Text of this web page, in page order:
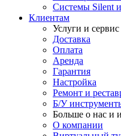
Системы Silent
Клиентам
Услуги и сервис
Доставка
Оплата
Аренда
Гарантия
Настройка
Ремонт и
Б/У
Больше о нас и
О компании